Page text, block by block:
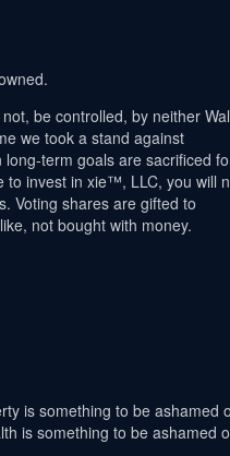
be controlled, by neither
we took a stand against
term goals are sacrificed
to invest in xie™, LLC, you will
Voting shares are gifted to
not bought with money.
is something to be ashamed
is something to be ashamed